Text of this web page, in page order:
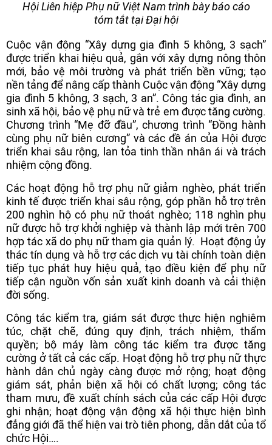
Hội Liên hiệp Phụ nữ Việt Nam trình bày báo cáo
tóm tắt tại Đại hội
Cuộc vận động “Xây dựng gia đình 5 không, 3 sạch”
được triển khai hiệu quả, gắn với xây dựng nông thôn
mới, bảo vệ môi trường và phát triển bền vững; tạo
nền tảng để nâng cấp thành Cuộc vận động “Xây dựng
gia đình 5 không, 3 sạch, 3 an”. Công tác gia đình, an
sinh xã hội, bảo vệ phụ nữ và trẻ em được tăng cường.
Chương trình “Mẹ đỡ đầu”, chương trình “Đồng hành
cùng phụ nữ biên cương” và các đề án của Hội được
triển khai sâu rộng, lan tỏa tinh thần nhân ái và trách
nhiệm cộng đồng.
Các hoạt động hỗ trợ phụ nữ giảm nghèo, phát triển
kinh tế được triển khai sâu rộng, góp phần hỗ trợ trên
200 nghìn hộ có phụ nữ thoát nghèo; 118 nghìn phụ
nữ được hỗ trợ khởi nghiệp và thành lập mới trên 700
hợp tác xã do phụ nữ tham gia quản lý. Hoạt động ủy
thác tín dụng và hỗ trợ các dịch vụ tài chính toàn diện
tiếp tục phát huy hiệu quả, tạo điều kiện để phụ nữ
tiếp cận nguồn vốn sản xuất kinh doanh và cải thiện
đời sống.
Công tác kiểm tra, giám sát được thực hiện nghiêm
túc, chặt chẽ, đúng quy định, trách nhiệm, thẩm
quyền; bộ máy làm công tác kiểm tra được tăng
cường ở tất cả các cấp. Hoạt động hỗ trợ phụ nữ thực
hành dân chủ ngày càng được mở rộng; hoạt động
giám sát, phản biện xã hội có chất lượng; công tác
tham mưu, đề xuất chính sách của các cấp Hội được
ghi nhận; hoạt động vận động xã hội thực hiện bình
đẳng giới đã thể hiện vai trò tiên phong, dẫn dắt của tổ
chức Hội….